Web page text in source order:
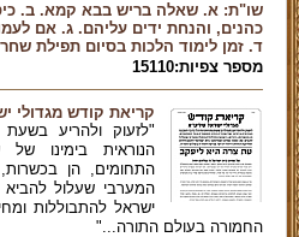
שו"ת: א. שאלה בריש בבא קמא. ב.
כהנים, והנחת ידים עליהם. ג. אם
ד. זמן לימוד הלכות בסיום תפילת
מספר צפיות:15110
קריאת קודש מגדולי
"לזעוק ולהריע
הנוראית בימינו
התחומים, הן בכשרות,
המערבי שעלול להביא
ישראל להתבוללות
החמורה בעולם התורה..."